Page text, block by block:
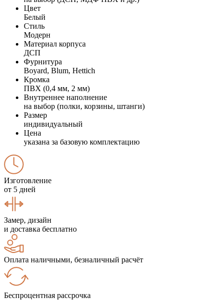
Цвет
Белый
Стиль
Модерн
Материал корпуса
ДСП
Фурнитура
Boyard, Blum, Hettich
Кромка
ПВХ (0,4 мм, 2 мм)
Внутреннее наполнение
на выбор (полки, корзины, штанги)
Размер
индивидуальный
Цена
указана за базовую комплектацию
Изготовление
от 5 дней
Замер, дизайн
и доставка бесплатно
Оплата наличными, безналичный расчёт
Беспроцентная рассрочка